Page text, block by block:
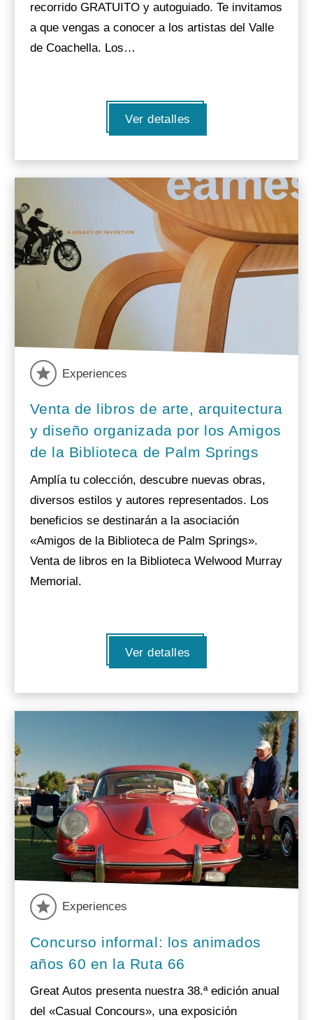
recorrido GRATUITO y autoguiado. Te invitamos
a que vengas a conocer a los artistas del Valle
de Coachella. Los…
Ver detalles
Experiences
Venta de libros de arte, arquitectura
y diseño organizada por los Amigos
de la Biblioteca de Palm Springs
Amplía tu colección, descubre nuevas obras,
diversos estilos y autores representados. Los
beneficios se destinarán a la asociación
«Amigos de la Biblioteca de Palm Springs».
Venta de libros en la Biblioteca Welwood Murray
Memorial.
Ver detalles
Experiences
Concurso informal: los animados
años 60 en la Ruta 66
Great Autos presenta nuestra 38.ª edición anual
del «Casual Concours», una exposición